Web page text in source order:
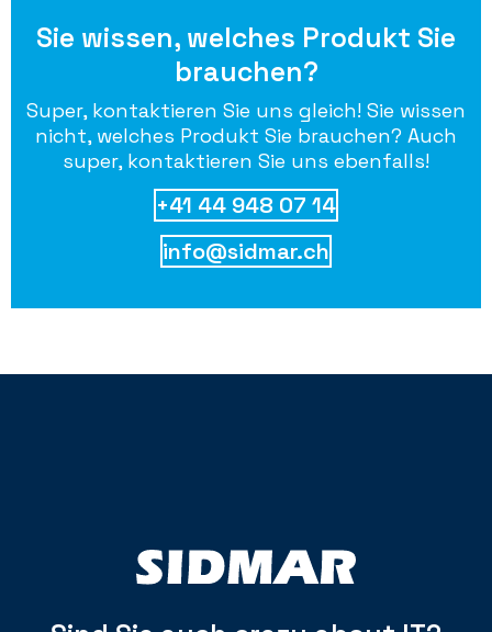
Sie wissen, welches Produkt Sie
brauchen?
Super, kontaktieren Sie uns gleich! Sie wissen
nicht, welches Produkt Sie brauchen? Auch
super, kontaktieren Sie uns ebenfalls!
+41 44 948 07 14
info@sidmar.ch